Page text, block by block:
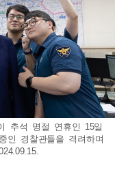
추석 명절 연휴인 15일
인 경찰관들을 격려하며